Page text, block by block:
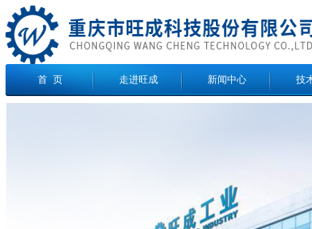
首 页 走进旺成 新闻中心 技